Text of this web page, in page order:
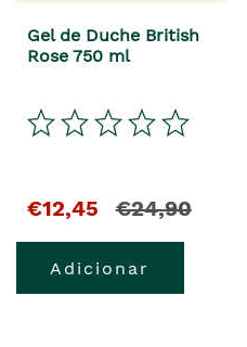
Gel de Duche British
Rose 750 ml
€12,45 €24,90
Adicionar